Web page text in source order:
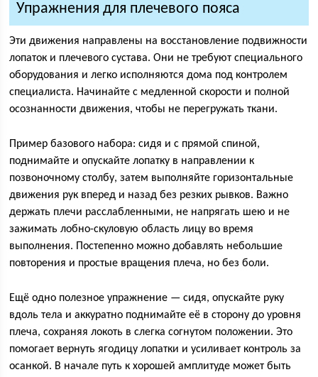
Упражнения для плечевого пояса
Эти движения направлены на восстановление подвижности
лопаток и плечевого сустава. Они не требуют специального
оборудования и легко исполняются дома под контролем
специалиста. Начинайте с медленной скорости и полной
осознанности движения, чтобы не перегружать ткани.
Пример базового набора: сидя и с прямой спиной,
поднимайте и опускайте лопатку в направлении к
позвоночному столбу, затем выполняйте горизонтальные
движения рук вперед и назад без резких рывков. Важно
держать плечи расслабленными, не напрягать шею и не
зажимать лобно-скуловую область лицу во время
выполнения. Постепенно можно добавлять небольшие
повторения и простые вращения плеча, но без боли.
Ещё одно полезное упражнение — сидя, опускайте руку
вдоль тела и аккуратно поднимайте её в сторону до уровня
плеча, сохраняя локоть в слегка согнутом положении. Это
помогает вернуть ягодицу лопатки и усиливает контроль за
осанкой. В начале путь к хорошей амплитуде может быть